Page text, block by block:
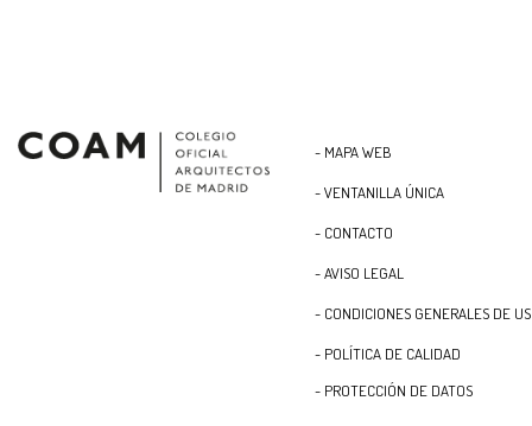
- MAPA WEB
- VENTANILLA ÚNICA
- CONTACTO
- AVISO LEGAL
- CONDICIONES GENERALES DE
- POLÍTICA DE CALIDAD
- PROTECCIÓN DE DATOS